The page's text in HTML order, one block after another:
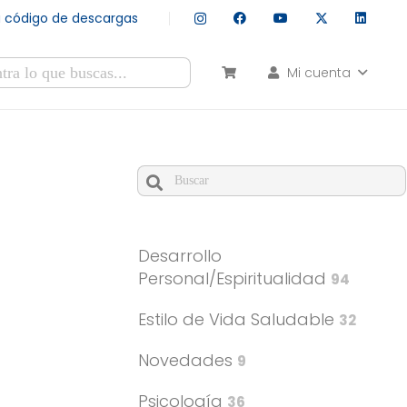
código de descargas
Mi cuenta
Desarrollo
Personal/Espiritualidad 94
Estilo de Vida Saludable 32
Novedades 9
Psicología 36